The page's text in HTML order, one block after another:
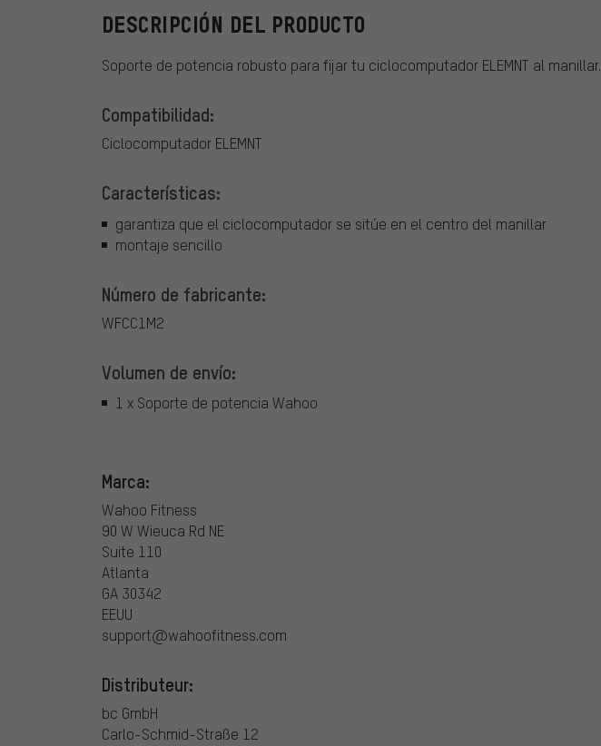
DESCRIPCIÓN DEL PRODUCTO
Soporte de potencia robusto para fijar tu ciclocomputador ELEMNT al manillar.
Compatibilidad:
Ciclocomputador ELEMNT
Características:
garantiza que el ciclocomputador se sitúe en el centro del manillar
montaje sencillo
Número de fabricante:
WFCC1M2
Volumen de envío:
1 x Soporte de potencia Wahoo
Marca:
Wahoo Fitness
90 W Wieuca Rd NE
Suite 110
Atlanta
GA 30342
EEUU
support@wahoofitness.com
Distributeur:
bc GmbH
Carlo-Schmid-Straße 12